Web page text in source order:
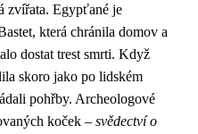
zvířata. Egypťané je
která chránila domov a
dostat trest smrti. Když
skoro jako po lidském
pohřby. Archeologové
koček – svědectví o